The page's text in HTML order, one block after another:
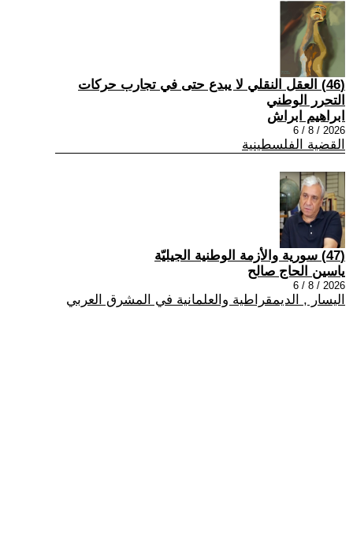
(46) العقل النقلي لا يبدع حتى في تجارب حركات
التحرر الوطني
ابراهيم ابراش
2026 / 8 / 6
القضية الفلسطينية
(47) سورية والأزمة الوطنية الجيليّة
ياسين الحاج صالح
2026 / 8 / 6
اليسار , الديمقراطية والعلمانية في المشرق العربي